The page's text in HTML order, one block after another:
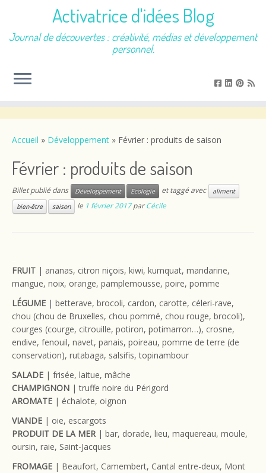
contenu
Activatrice d'idées Blog
Journal de découvertes : créativité, médias et développement
personnel.
Accueil » Développement » Février : produits de saison
Février : produits de saison
Billet publié dans Développement Ecologie et taggé avec
aliment
bien-être
saison le 1 février 2017 parCécile
FRUIT | ananas, citron niçois, kiwi, kumquat, mandarine,
mangue, noix, orange, pamplemousse, poire, pomme
LÉGUME | betterave, brocoli, cardon, carotte, céleri-rave,
chou (chou de Bruxelles, chou pommé, chou rouge, brocoli),
courges (courge, citrouille, potiron, potimarron…), crosne,
endive, fenouil, navet, panais, poireau, pomme de terre (de
conservation), rutabaga, salsifis, topinambour
SALADE | frisée, laitue, mâche
CHAMPIGNON | truffe noire du Périgord
AROMATE | échalote, oignon
VIANDE | oie, escargots
PRODUIT DE LA MER | bar, dorade, lieu, maquereau, moule,
oursin, raie, Saint-Jacques
FROMAGE | Beaufort, Camembert, Cantal entre-deux, Mont